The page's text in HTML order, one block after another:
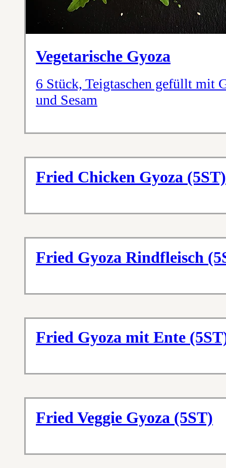
Vegetarische Gyoza
6 Stück, Teigtaschen gefüllt mit
und Sesam
Fried Chicken Gyoza (5ST)
Fried Gyoza Rindfleisch
Fried Gyoza mit Ente
Fried Veggie Gyoza (5ST)